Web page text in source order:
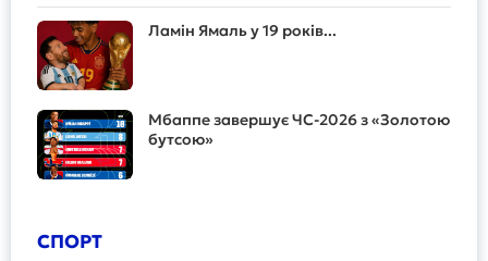
Ламін Ямаль у 19 років...
Мбаппе завершує ЧС-2026 з «Золотою
бутсою»
СПОРТ